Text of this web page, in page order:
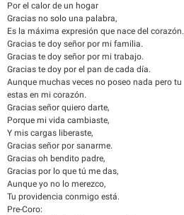
Por el calor de un hogar
Gracias no solo una palabra,
Es la máxima expresión que nace del corazón.
Gracias te doy señor por mi familia.
Gracias te doy señor por mi trabajo.
Gracias te doy por el pan de cada día.
Aunque muchas veces no poseo nada pero tu
estas en mi corazón.
Gracias señor quiero darte,
Porque mi vida cambiaste,
Y mis cargas liberaste,
Gracias señor por sanarme.
Gracias oh bendito padre,
Gracias por lo que tú me das,
Aunque yo no lo merezco,
Tu providencia conmigo está.
Pre-Coro: